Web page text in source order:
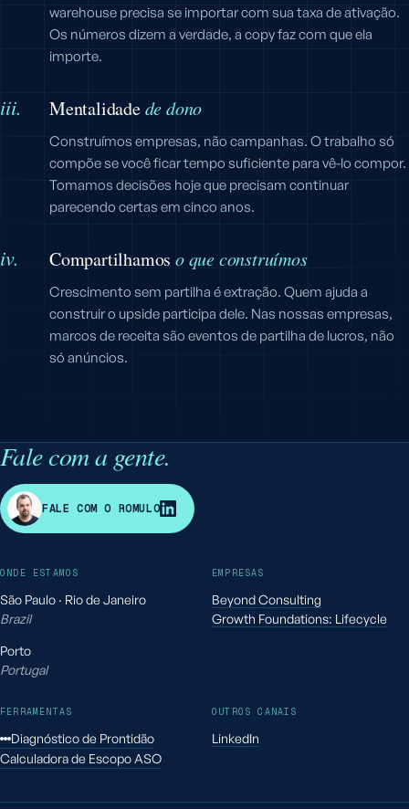
warehouse precisa se importar com sua taxa de ativação.
Os números dizem a verdade, a copy faz com que ela
importe.
iii. Mentalidadede dono
Construímos empresas, não campanhas. O trabalho só
compõe se você ficar tempo suficiente para vê-lo compor.
Tomamos decisões hoje que precisam continuar
parecendo certas em cinco anos.
iv. Compartilhamos o que construímos
Crescimento sem partilha é extração. Quem ajuda a
construir o upside participa dele. Nas nossas empresas,
marcos de receita são eventos de partilha de lucros, não
só anúncios.
Fale com a gente.
R FALE COM O ROMULO
ONDE ESTAMOS
São Paulo · Rio de Janeiro
Brazil
Porto
Portugal
EMPRESAS
Beyond Consulting
Growth Foundations: Lifecycle
FERRAMENTAS
Diagnóstico de Prontidão
Calculadora de Escopo ASO
OUTROS CANAIS
LinkedIn